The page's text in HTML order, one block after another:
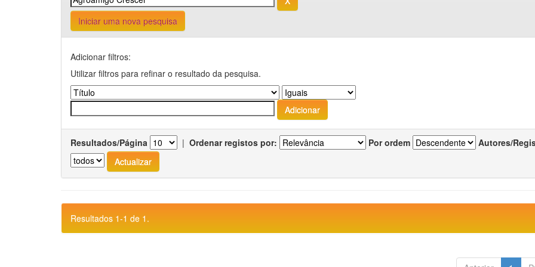
Iniciar uma nova pesquisa
Adicionar filtros:
Utilizar filtros para refinar o resultado da pesquisa.
Resultados/Página | Ordenar registos por: Por ordem Autores/
Resultados 1-1 de 1.